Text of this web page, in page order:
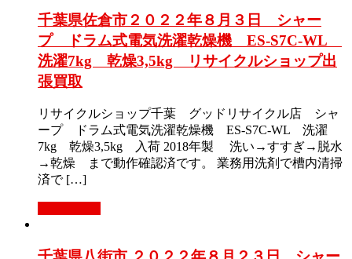
千葉県佐倉市２０２２年８月３日 シャー
プ ドラム式電気洗濯乾燥機 ES-S7C-WL
洗濯7kg 乾燥3,5kg リサイクルショップ出
張買取
リサイクルショップ千葉 グッドリサイクル店 シャ
ープ ドラム式電気洗濯乾燥機 ES-S7C-WL 洗濯
7kg 乾燥3,5kg 入荷 2018年製 洗い→すすぎ→脱水
→乾燥 まで動作確認済です。 業務用洗剤で槽内清掃
済で […]